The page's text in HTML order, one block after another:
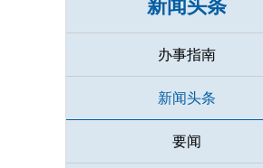
新闻头条
办事指南
新闻头条
要闻